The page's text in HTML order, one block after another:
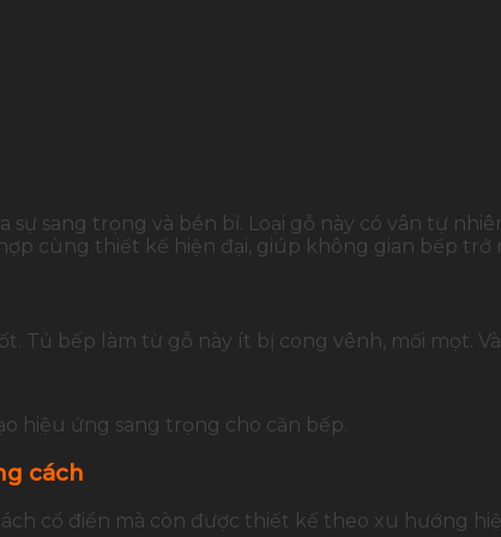
bền bỉ theo thời gian
sang trọng và bền bỉ. Loại gỗ này có vân tự
cùng thiết kế hiện đại, giúp không gian bếp trở
Tủ bếp làm từ gỗ này ít bị cong vênh, mối mọt.
hiệu ứng sang trọng cho căn bếp.
cách
cổ điển mà còn được thiết kế theo xu hướng